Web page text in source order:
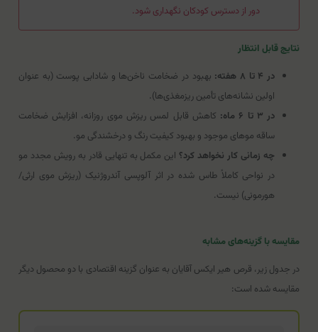
دور از دسترس کودکان نگهداری شود.
نتایج قابل انتظار
در ۴ تا ۸ هفته:
بهبود در ضخامت ناخن‌ها و شادابی پوست (به عنوان
اولین نشانه‌های تأمین ریزمغذی‌ها).
در ۳ تا ۶ ماه:
کاهش قابل لمس ریزش موی روزانه، افزایش ضخامت
ساقه موهای موجود و بهبود کیفیت رنگ و درخشندگی مو.
چه زمانی کار نخواهد کرد؟ این مکمل به تنهایی قادر به رویش مجدد مو
در نواحی کاملاً طاس شده در اثر آلوپسی آندروژنیک (ریزش موی ارثی/
هورمونی) نیست.
مقایسه با گزینه‌های مشابه
در جدول زیر، قرص هیر ایکس آقایان به عنوان گزینه اقتصادی با دو محصول دیگر
مقایسه شده است: